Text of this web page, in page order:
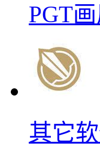
PGT
其它